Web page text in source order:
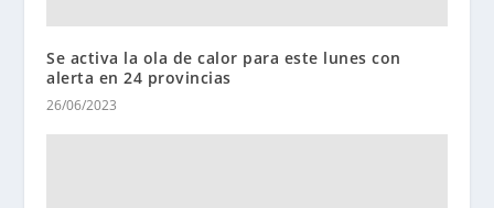
Se activa la ola de calor para este lunes con
alerta en 24 provincias
26/06/2023